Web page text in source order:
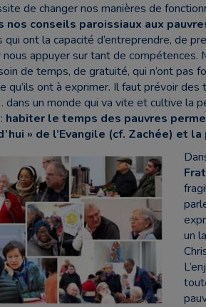
de changer nos manières de
nos conseils paroissiaux aux
qui ont la capacité d’entreprendre, de
appuyer sur tant de compétences.
de temps, de gratuité, qui n’ont pas
qu’ils ont à exprimer. Il faut prévoir
dans un monde qui va vite et cultive la
habiter le temps des pauvres
» de l’Evangile (cf. Zachée) et
un